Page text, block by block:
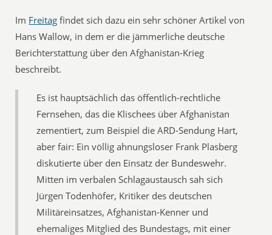
Im Freitag findet sich dazu ein sehr schöner Artikel von
Hans Wallow, in dem er die jämmerliche deutsche
Berichterstattung über den Afghanistan-Krieg
beschreibt.
Es ist hauptsächlich das öffentlich-rechtliche
Fernsehen, das die Klischees über Afghanistan
zementiert, zum Beispiel die ARD-Sendung Hart,
aber fair: Ein völlig ahnungsloser Frank Plasberg
diskutierte über den Einsatz der Bundeswehr.
Mitten im verbalen Schlagaustausch sah sich
Jürgen Todenhöfer, Kritiker des deutschen
Militäreinsatzes, Afghanistan-Kenner und
ehemaliges Mitglied des Bundestags, mit einer